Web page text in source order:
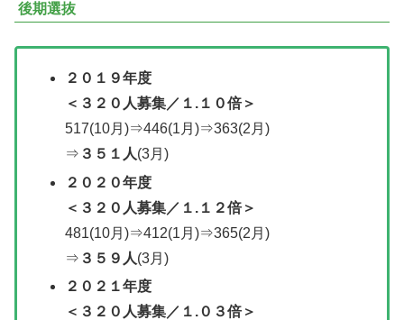
後期選抜
２０１９年度
＜３２０人募集／ １.１０倍＞
517(10月)⇒446(1月)⇒363(2月)
⇒ ３５１人(3月)
２０２０年度
＜ ３２０人募集／１.１２倍＞
481(10月)⇒412(1月)⇒365(2月)
⇒ ３５９人(3月)
２０２１年度
＜ ３２０人募集／ １.０３倍＞